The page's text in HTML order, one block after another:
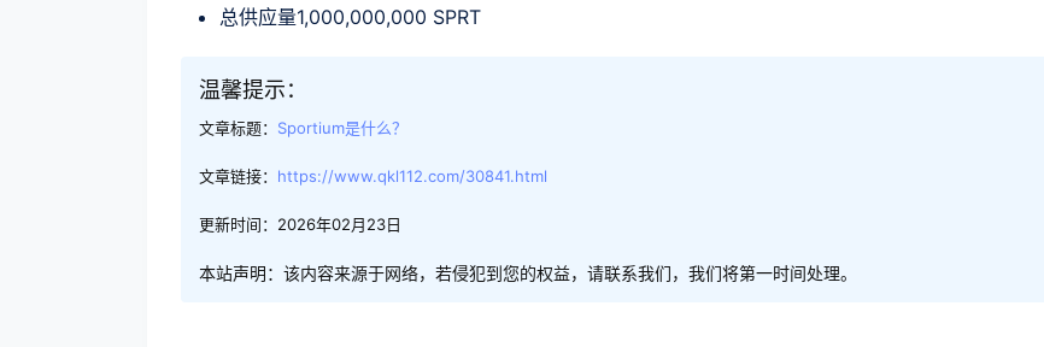
总供应量1,000,000,000 SPRT
温馨提示：
文章标题： Sportium是什么？
文章链接： https://www.qkl112.com/30841.html
更新时间：2026年02月23日
本站声明：该内容来源于网络，若侵犯到您的权益，请联系我们，我们将第一时间处理。